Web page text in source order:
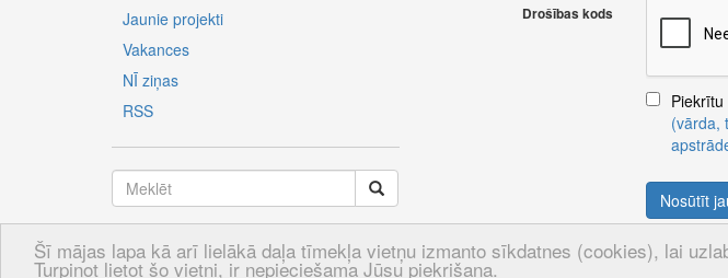
Šī mājas lapa kā arī lielākā daļa tīmekļa vietņu izmanto sīkdatnes (cookies), lai
Turpinot lietot šo vietni, ir nepieciešama Jūsu piekrišana.
Jaunie projekti
Vakances
NĪ ziņas
RSS
LV RU EN
Drošības kods
(vārda,
Nosūtīt